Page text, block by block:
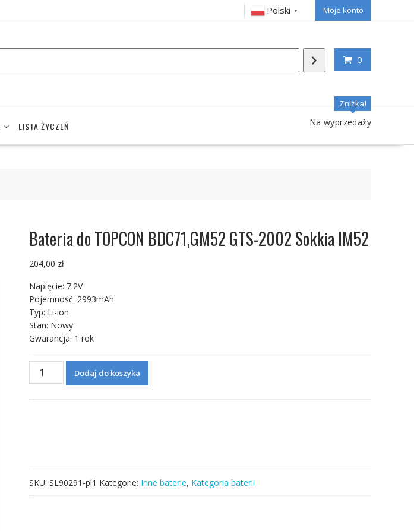
Polski ▼ Moje konto
0
LISTA ŻYCZEŃ
Zniżka!
Na wyprzedaży
Bateria do TOPCON BDC71,GM52 GTS-2002 Sokkia IM52
204,00 zł
Napięcie: 7.2V
Pojemność: 2993mAh
Typ: Li-ion
Stan: Nowy
Gwarancja: 1 rok
ilość
IM52
Dodaj do koszyka
SKU: SL90291-pl1 Kategorie: Inne baterie, Kategoria baterii